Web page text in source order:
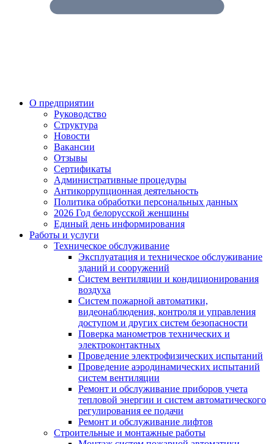
О предприятии
Руководство
Структура
Новости
Вакансии
Отзывы
Сертификаты
Административные процедуры
Антикоррупционная деятельность
Политика обработки персональных данных
2026 Год белорусской женщины
Единый день информирования
Работы и услуги
Техническое обслуживание
Эксплуатация и техническое обслуживание
зданий и сооружений
Систем вентиляции и кондиционирования
воздуха
Систем пожарной автоматики,
видеонаблюдения, контроля и управления
доступом и других систем безопасности
Поверка манометров технических и
электроконтактных
Проведение электрофизических испытаний
Проведение аэродинамических испытаний
систем вентиляции
Ремонт и обслуживание приборов учета
тепловой энергии и систем автоматического
регулирования ее подачи
Ремонт и обслуживание лифтов
Строительные и монтажные работы